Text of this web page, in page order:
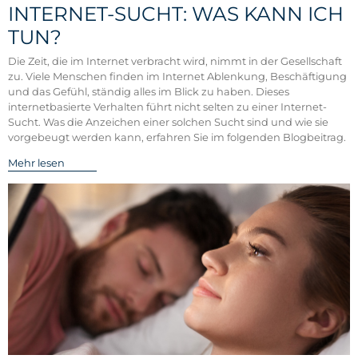
INTERNET-SUCHT: WAS KANN ICH
TUN?
Die Zeit, die im Internet verbracht wird, nimmt in der Gesellschaft
zu. Viele Menschen finden im Internet Ablenkung, Beschäftigung
und das Gefühl, ständig alles im Blick zu haben. Dieses
internetbasierte Verhalten führt nicht selten zu einer Internet-
Sucht. Was die Anzeichen einer solchen Sucht sind und wie sie
vorgebeugt werden kann, erfahren Sie im folgenden Blogbeitrag.
Mehr lesen